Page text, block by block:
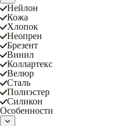
Нейлон
Кожа
Хлопок
Неопрен
Брезент
Винил
Коллартекс
Велюр
Сталь
Полиэстер
Силикон
Особенности